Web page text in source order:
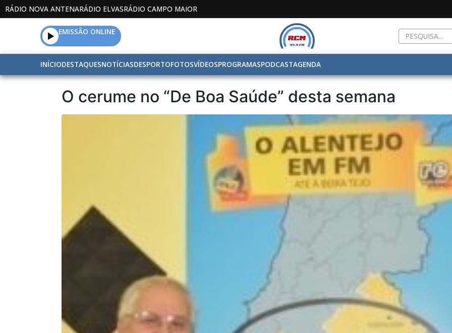
RÁDIO NOVA ANTENARÁDIO ELVASRÁDIO CAMPO MAIOR
EMISSÃO ONLINE
INÍCIODESTAQUESNOTÍCIASDESPORTOFOTOSVÍDEOSPROGRAMASPODCASTAGENDA
O cerume no “De Boa Saúde” desta semana